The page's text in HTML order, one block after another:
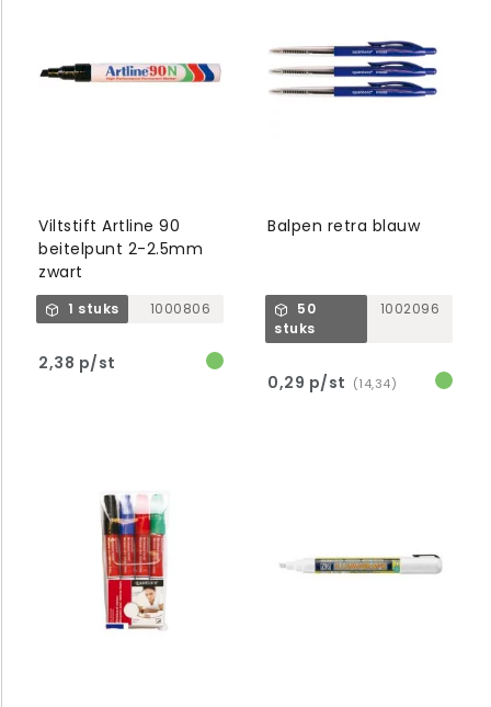
Viltstift Artline 90
beitelpunt 2-2.5mm
zwart
1 stuks 1000806
2,38 p/st
Balpen retra blauw
50
stuks
1002096
0,29 p/st (14,34)